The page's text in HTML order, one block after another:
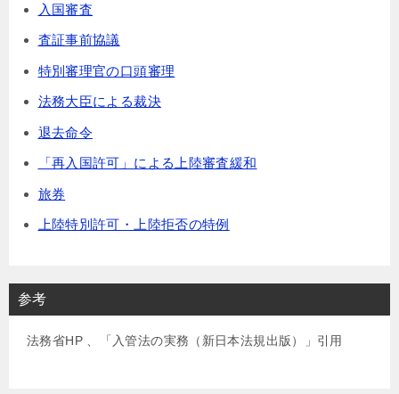
入国審査
査証事前協議
特別審理官の口頭審理
法務大臣による裁決
退去命令
「再入国許可」による上陸審査緩和
旅券
上陸特別許可・上陸拒否の特例
参考
法務省HP 、「入管法の実務（新日本法規出版）」引用